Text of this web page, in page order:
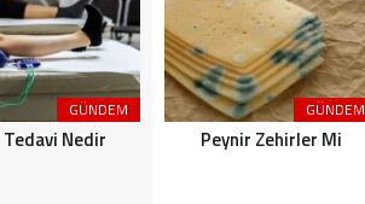
Osimhen Kimdir
GÜNDEM
Nedir
GÜNDEM
Peynir Zehirler Mi